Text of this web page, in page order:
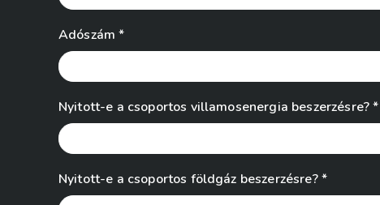
Adószám *
Nyitott-e a csoportos villamosenergia beszerzésre? *
Nyitott-e a csoportos földgáz beszerzésre? *